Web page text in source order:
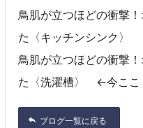
鳥肌が立つほどの衝撃
た〈キッチンシンク〉
鳥肌が立つほどの衝撃
た〈洗濯槽〉 ←今ここ
ブログ一覧に戻る